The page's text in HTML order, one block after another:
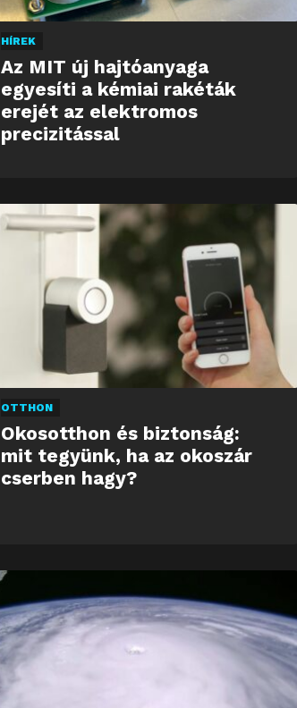
HÍREK
Az MIT új hajtóanyaga
egyesíti a kémiai rakéták
erejét az elektromos
precizitással
OTTHON
Okosotthon és biztonság:
mit tegyünk, ha az okoszár
cserben hagy?